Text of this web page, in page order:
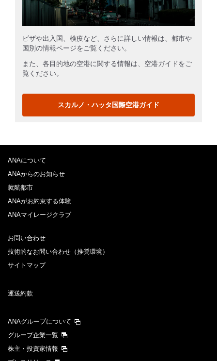
ビザや出入国、検疫など、さらに詳しい情報は、都市や
国別の情報ページをご覧ください。
また、各目的地の空港に関する情報は、空港ガイドをご
覧ください。
スカルノ・ハッタ国際空港ガイド
ANAについて
ANAからのお知らせ
就航都市
ANAがお約束する体験
ANAマイレージクラブ
お問い合わせ
技術的なお問い合わせ（推奨環境）
サイトマップ
運送約款
ANAグループについて
グループ企業一覧
株主・投資家情報